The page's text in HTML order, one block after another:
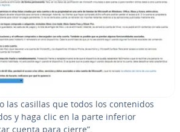
las casillas que todos los co­n­te­ni­dos
y haga clic en la parte inferior
cuenta para cierre”.